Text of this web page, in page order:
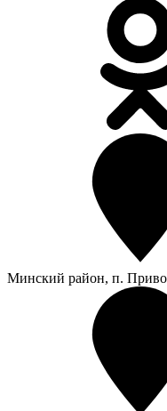
Минский район, п.